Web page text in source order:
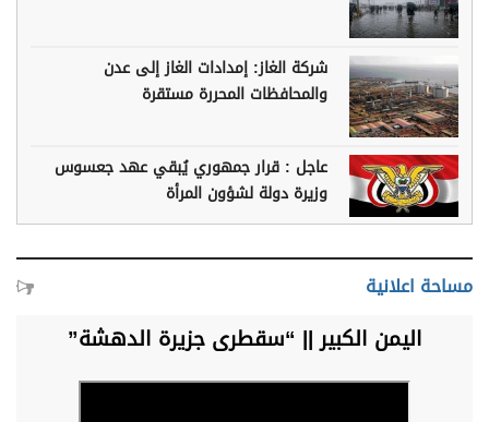
شركة الغاز: إمدادات الغاز إلى عدن
والمحافظات المحررة مستقرة
عاجل : قرار جمهوري يُبقي عهد جعسوس
وزيرة دولة لشؤون المرأة
مساحة اعلانية
اليمن الكبير || “سقطرى جزيرة الدهشة”